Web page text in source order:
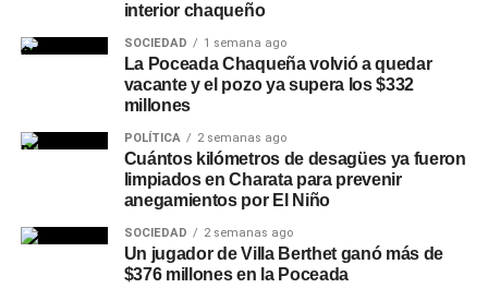
interior chaqueño
SOCIEDAD 1 semana ago
La Poceada Chaqueña volvió a quedar
vacante y el pozo ya supera los $332
millones
POLÍTICA 2 semanas ago
Cuántos kilómetros de desagües ya fueron
limpiados en Charata para prevenir
anegamientos por El Niño
SOCIEDAD 2 semanas ago
Un jugador de Villa Berthet ganó más de
$376 millones en la Poceada